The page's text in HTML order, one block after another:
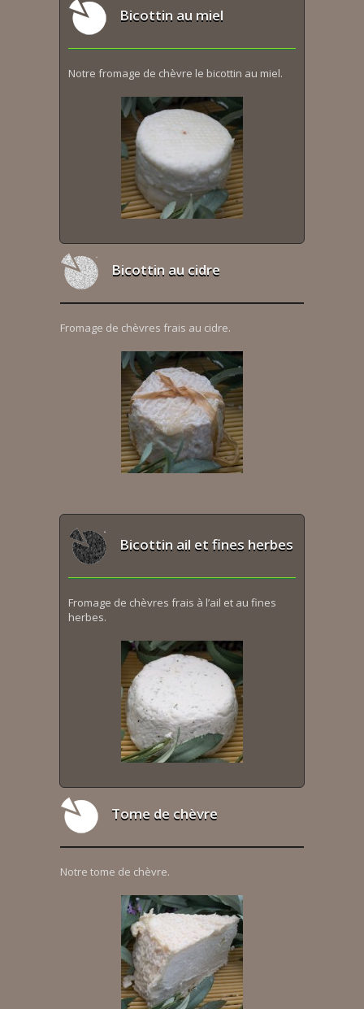
Bicottin au miel
Notre fromage de chèvre le bicottin au miel.
Bicottin au cidre
Fromage de chèvres frais au cidre.
Bicottin ail et fines herbes
Fromage de chèvres frais à l’ail et au fines
herbes.
Tome de chèvre
Notre tome de chèvre.